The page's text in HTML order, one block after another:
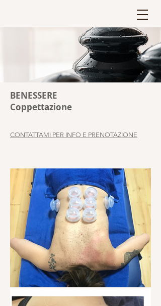
BENESSERE
Coppettazione
CONTATTAMI PER INFO E PRENOTAZIONE